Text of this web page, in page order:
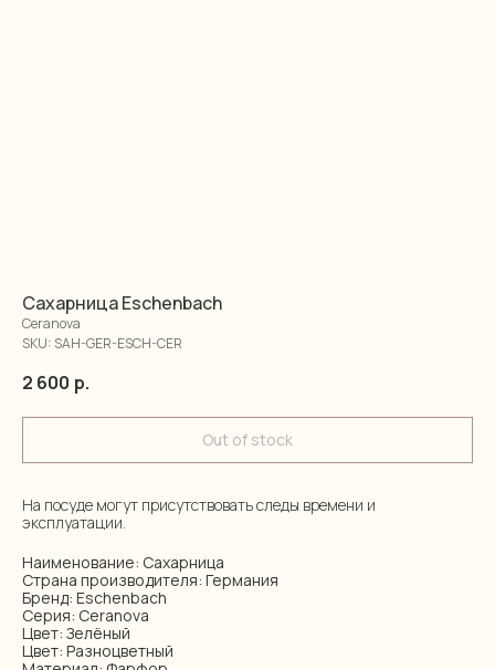
Сахарница Eschenbach
Ceranova
SKU: SAH-GER-ESCH-CER
2 600 р.
Out of stock
На посуде могут присутствовать следы времени и
эксплуатации.
Наименование: Сахарница
Страна производителя: Германия
Бренд: Eschenbach
Серия: Ceranova
Цвет: Зелёный
Цвет: Разноцветный